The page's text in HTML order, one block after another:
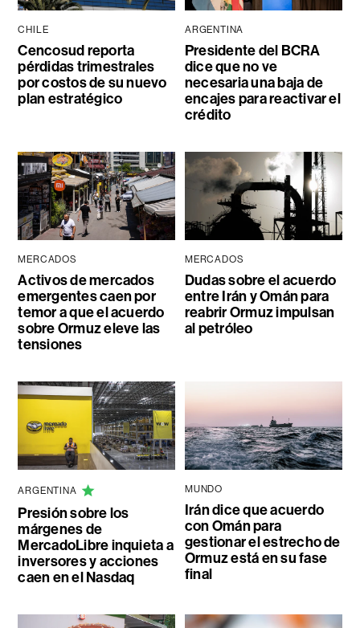
CHILE
Cencosud reporta
pérdidas trimestrales
por costos de su nuevo
plan estratégico
ARGENTINA
Presidente del BCRA
dice que no ve
necesaria una baja de
encajes para reactivar el
crédito
MERCADOS
Activos de mercados
emergentes caen por
temor a que el acuerdo
sobre Ormuz eleve las
tensiones
MERCADOS
Dudas sobre el acuerdo
entre Irán y Omán para
reabrir Ormuz impulsan
al petróleo
ARGENTINA
Presión sobre los
márgenes de
MercadoLibre inquieta a
inversores y acciones
caen en el Nasdaq
MUNDO
Irán dice que acuerdo
con Omán para
gestionar el estrecho de
Ormuz está en su fase
final